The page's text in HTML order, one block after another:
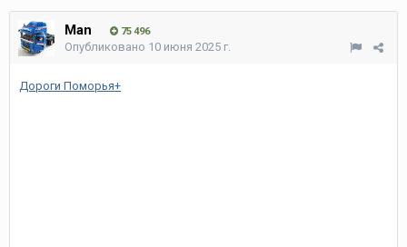
Man 75 496
Опубликовано 10 июня 2025 г.
Дороги Поморья+